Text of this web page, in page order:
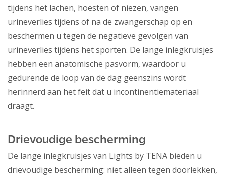
tijdens het lachen, hoesten of niezen, vangen
urineverlies tijdens of na de zwangerschap op en
beschermen u tegen de negatieve gevolgen van
urineverlies tijdens het sporten. De lange inlegkruisjes
hebben een anatomische pasvorm, waardoor u
gedurende de loop van de dag geenszins wordt
herinnerd aan het feit dat u incontinentiemateriaal
draagt.
Drievoudige bescherming
De lange inlegkruisjes van Lights by TENA bieden u
drievoudige bescherming: niet alleen tegen doorlekken,